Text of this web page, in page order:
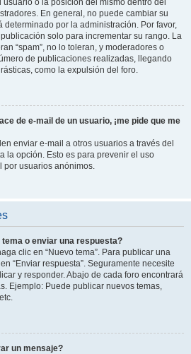
o la posición del mismo dentro del
En general, no puede cambiar su
determinado por la administración. Por favor,
solo para incrementar su rango. La
“spam”, no lo toleran, y moderadores o
de publicaciones realizadas, llegando
como la expulsión del foro.
de e-mail de un usuario, ¡me pide que me
enviar e-mail a otros usuarios a través del
la opción. Esto es para prevenir el uso
por usuarios anónimos.
o enviar una respuesta?
clic en “Nuevo tema”. Para publicar una
“Enviar respuesta”. Seguramente necesite
y responder. Abajo de cada foro encontrará
Ejemplo: Puede publicar nuevos temas,
un mensaje?